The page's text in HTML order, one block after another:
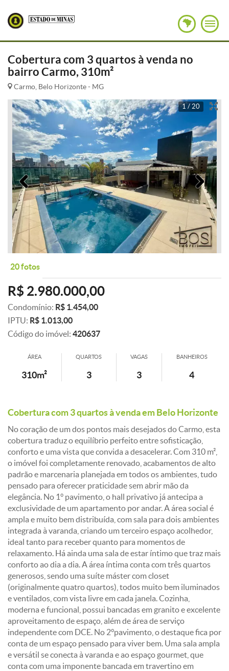
Cobertura com 3 quartos à venda no
bairro Carmo, 310m²
Carmo, Belo Horizonte - MG
1 / 20
Anterior
20 fotos
R$ 2.980.000,00
Condomínio: R$ 1.454,00
IPTU: R$ 1.013,00
Código do imóvel: 420637
ÁREA
310m²
QUARTOS
3
VAGAS
3
BANHEIROS
4
Cobertura com 3 quartos à venda em Belo Horizonte
No coração de um dos pontos mais desejados do Carmo, esta
cobertura traduz o equilíbrio perfeito entre sofisticação,
conforto e uma vista que convida a desacelerar. Com 310 m²,
o imóvel foi completamente renovado, acabamentos de alto
padrão e marcenaria planejada em todos os ambientes, tudo
pensado para oferecer praticidade sem abrir mão da
elegância. No 1° pavimento, o hall privativo já antecipa a
exclusividade de um apartamento por andar. A área social é
ampla e muito bem distribuída, com sala para dois ambientes
integrada à varanda, criando um terceiro espaço acolhedor,
ideal tanto para receber quanto para momentos de
relaxamento. Há ainda uma sala de estar íntimo que traz mais
conforto ao dia a dia. A área íntima conta com três quartos
generosos, sendo uma suíte máster com closet
(originalmente quatro quartos), todos muito bem iluminados
e ventilados, com vista livre em cada janela. Cozinha,
moderna e funcional, possui bancadas em granito e excelente
aproveitamento de espaço, além de área de serviço
independente com DCE. No 2°pavimento, o destaque fica por
conta de um espaço pensado para viver bem. Uma sala ampla
e versátil se conecta à varanda e ao espaço gourmet, que
conta com uma imponente bancada em travertino em